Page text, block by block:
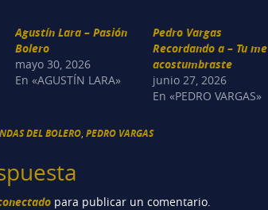
Agustín Lara – Pasión
Bolero
mayo 30, 2026
En «AGUSTÍN LARA»
Pedro Vargas
Recordando a – Tu me
acostumbraste
junio 27, 2026
En «PEDRO VARGAS»
DEL BOLERO ,PEDRO VARGAS
para publicar un comentario.